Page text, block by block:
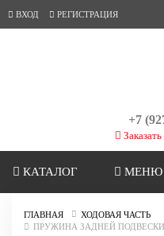
ВХОД РЕГИСТРАЦИЯ
+7
КАТАЛОГ МЕНЮ
ГЛАВНАЯ
ХОДОВАЯ ЧАСТЬ
ПРУЖИНА ЗАДНЕЙ ПОДВЕСКИ